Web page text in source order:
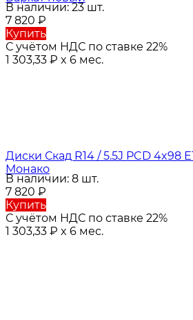
В наличии: 23 шт.
7 820 ₽
Купить
С учётом НДС по ставке 22%
1 303,33 ₽ x 6 мес.
Диски Скад R14 / 5.5J PCD 4x98
Монако
В наличии: 8 шт.
7 820 ₽
Купить
С учётом НДС по ставке 22%
1 303,33 ₽ x 6 мес.